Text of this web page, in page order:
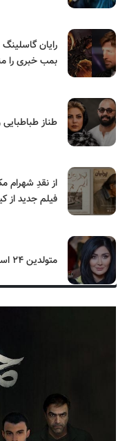
رایان
بمب خبری را
طناز
از نقدِ شهرام
فیلم جدید از
متولدین ۲۴ اسفند سینما ، تئاتر و موسیقی؛ مریم معصومی